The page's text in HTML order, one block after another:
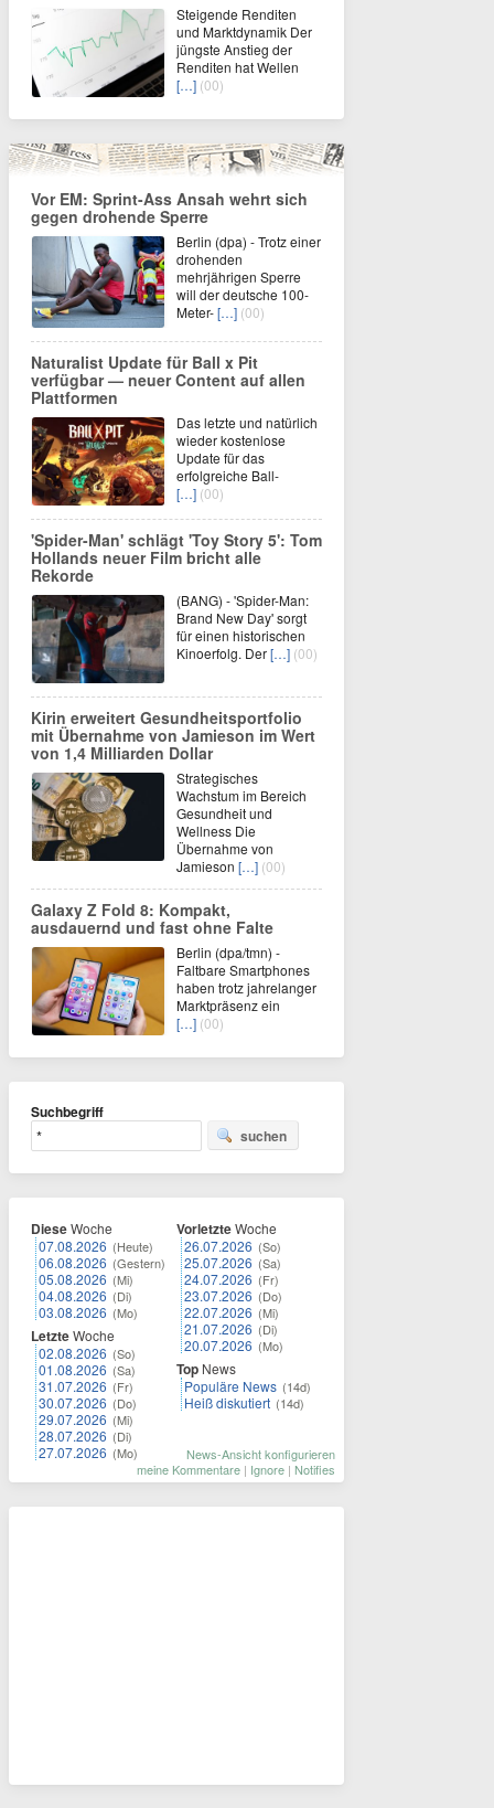
Steigende Renditen
und Marktdynamik Der
jüngste Anstieg der
Renditen hat Wellen
[…] (00)
Vor EM: Sprint-Ass Ansah wehrt sich
gegen drohende Sperre
Berlin (dpa) - Trotz einer
drohenden
mehrjährigen Sperre
will der deutsche 100-
Meter-[…] (00)
Naturalist Update für Ball x Pit
verfügbar — neuer Content auf allen
Plattformen
Das letzte und natürlich
wieder kostenlose
Update für das
erfolgreiche Ball-
[…] (00)
'Spider-Man' schlägt 'Toy Story 5': Tom
Hollands neuer Film bricht alle
Rekorde
(BANG) - 'Spider-Man:
Brand New Day' sorgt
für einen historischen
Kinoerfolg. Der[…] (00)
Kirin erweitert Gesundheitsportfolio
mit Übernahme von Jamieson im Wert
von 1,4 Milliarden Dollar
Strategisches
Wachstum im Bereich
Gesundheit und
Wellness Die
Übernahme von
Jamieson […] (00)
Galaxy Z Fold 8: Kompakt,
ausdauernd und fast ohne Falte
Berlin (dpa/tmn) -
Faltbare Smartphones
haben trotz jahrelanger
Marktpräsenz ein
[…] (00)
Suchbegriff
suchen
DieseWoche
07.08.2026 (Heute)
06.08.2026 (Gestern)
05.08.2026 (Mi)
04.08.2026 (Di)
03.08.2026 (Mo)
LetzteWoche
02.08.2026 (So)
01.08.2026 (Sa)
31.07.2026 (Fr)
30.07.2026 (Do)
29.07.2026 (Mi)
28.07.2026 (Di)
27.07.2026 (Mo)
VorletzteWoche
26.07.2026 (So)
25.07.2026 (Sa)
24.07.2026 (Fr)
23.07.2026 (Do)
22.07.2026 (Mi)
21.07.2026 (Di)
20.07.2026 (Mo)
Top News
Populäre News (14d)
Heiß diskutiert (14d)
News-Ansicht konfigurieren
meine Kommentare | Ignore | Notifies